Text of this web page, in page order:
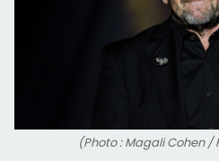
(Photo : Magali Cohen /